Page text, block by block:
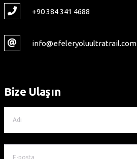
+90 384 341 4688
info@efeleryoluultratrail.com
Bize Ulaşın